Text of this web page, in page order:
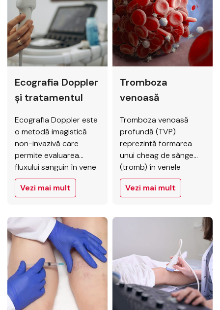
poate avea consecințe
severe asupra
mobilității, calității vieții
și supraviețuirii
pacientului. Intervențiile
alese, inclusiv chirurgia
vasculară (bypass
aorto-femural),…
reducerea fluxului
sanguin. La Elytis,
înțelegem impactul pe
care această afecțiune
îl poate avea asupra
soluții avansate…
Ecografia Doppler
și tratamentul
Ecografia Doppler este
o metodă imagistică
non-invazivă care
permite evaluarea
fluxului sanguin în vene
și artere, identificând
modificările sau
Este un instrument
esențial în diagnosticul
precoce și
monitorizarea
tratamentului pentru
afecțiuni precum
tromboza venoasă
Vezi mai mult
Tromboza
venoasă
profundă: factori
de risc, simptome
și tratamente
eficiente
Tromboza venoasă
profundă (TVP)
reprezintă formarea
unui cheag de sânge
(tromb) în venele
profunde ale
picioarelor sau, mai rar,
deoarece poate duce
la complicații grave,
pulmonară, care poate
pune viața în pericol.
Simptomele TVP nu
sunt întotdeauna
Vezi mai mult